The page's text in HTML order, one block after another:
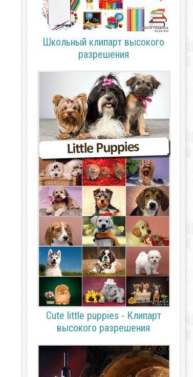
Школьный клипарт высокого
разрешения
Cute little puppies - Клипарт
высокого разрешения